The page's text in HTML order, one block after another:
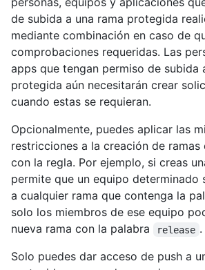
de subida a una rama protegida
mediante combinación en caso de
comprobaciones requeridas. Las
apps que tengan permiso de subida
protegida aún necesitarán crear
cuando estas se requieran.
Opcionalmente, puedes aplicar las
restricciones a la creación de ramas
con la regla. Por ejemplo, si creas
permite que un equipo determinado
a cualquier rama que contenga la
solo los miembros de ese equipo
nueva rama con la palabra
release .
Solo puedes dar acceso de push a